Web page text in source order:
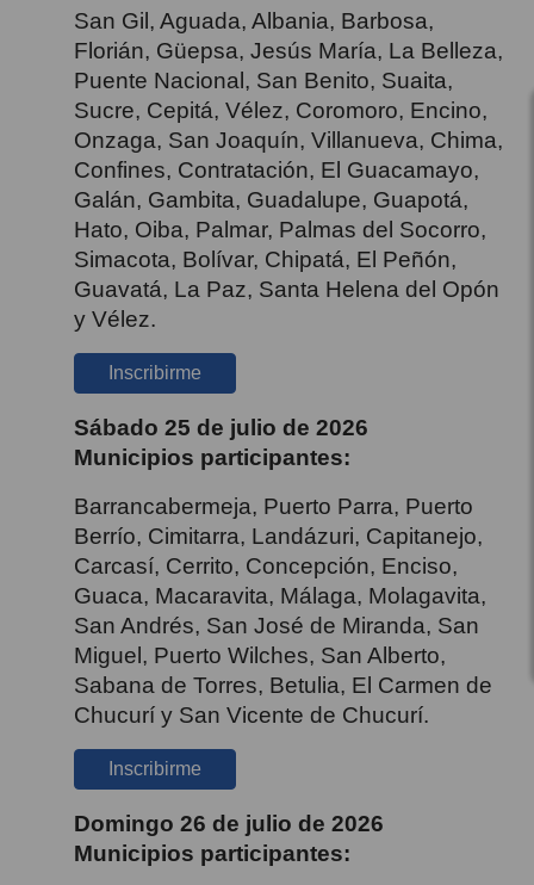
San Gil, Aguada, Albania, Barbosa,
Florián, Güepsa, Jesús María, La Belleza,
Puente Nacional, San Benito, Suaita,
Sucre, Cepitá, Vélez, Coromoro, Encino,
Onzaga, San Joaquín, Villanueva, Chima,
Confines, Contratación, El Guacamayo,
Galán, Gambita, Guadalupe, Guapotá,
Hato, Oiba, Palmar, Palmas del Socorro,
Simacota, Bolívar, Chipatá, El Peñón,
Guavatá, La Paz, Santa Helena del Opón
y Vélez.
Inscribirme
Sábado 25 de julio de 2026
Municipios participantes:
Barrancabermeja, Puerto Parra, Puerto
Berrío, Cimitarra, Landázuri, Capitanejo,
Carcasí, Cerrito, Concepción, Enciso,
Guaca, Macaravita, Málaga, Molagavita,
San Andrés, San José de Miranda, San
Miguel, Puerto Wilches, San Alberto,
Sabana de Torres, Betulia, El Carmen de
Chucurí y San Vicente de Chucurí.
Inscribirme
Domingo 26 de julio de 2026
Municipios participantes: